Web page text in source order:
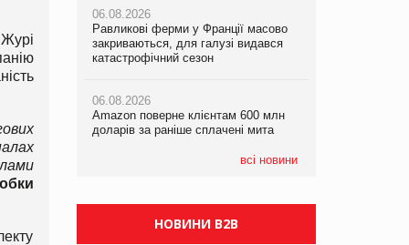
06.08.2026
Равликові ферми у Франції масово
закриваються, для галузі видався
катастрофічний сезон
06.08.2026
Amazon поверне клієнтам 600 млн
доларів за раніше сплачені мита
всі новини
повномасштабної війни
05.08.2026
ТОКЕРИ
Сергій Лісунов про заморожені
06.08.2026
Amazon поверне клієнтам 600 млн
доларів за раніше сплачені мита
У Євросоюзі набули чинності нові
правила щодо штучного інтелекту
НОВИНИ B2B